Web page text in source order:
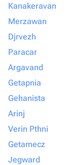
Kanakeravan
Merzawan
Djrvezh
Paracar
Argavand
Getapnia
Gehanista
Arinj
Verin Pthni
Getamecz
Jegward